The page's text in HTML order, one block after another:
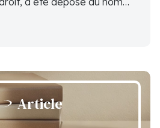
universel, du Règlement
Article